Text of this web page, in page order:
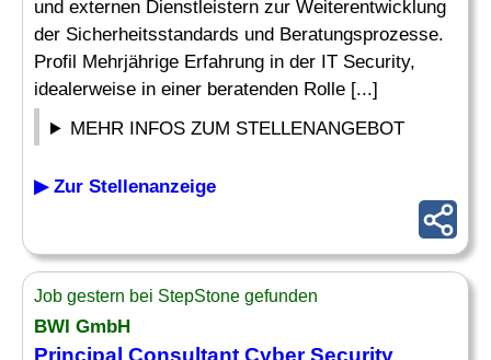
und externen Dienstleistern zur Weiterentwicklung
der Sicherheitsstandards und Beratungsprozesse.
Profil Mehrjährige Erfahrung in der IT Security,
idealerweise in einer beratenden Rolle [...]
MEHR INFOS ZUM STELLENANGEBOT
▶ Zur Stellenanzeige
Job gestern bei StepStone gefunden
BWI GmbH
Principal Consultant Cyber Security